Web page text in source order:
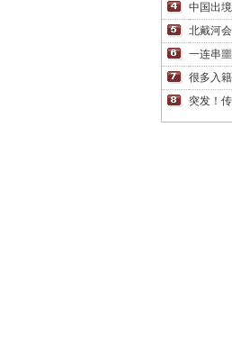
中国出
北戴河
一连串
很多入
突发！